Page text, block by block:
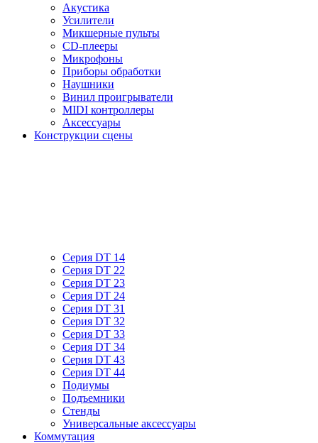
Акустика
Усилители
Микшерные пульты
CD-плееры
Микрофоны
Приборы обработки
Наушники
Винил проигрыватели
MIDI контроллеры
Аксессуары
Конструкции сцены
Серия DT 14
Серия DT 22
Серия DT 23
Серия DT 24
Серия DT 31
Серия DT 32
Серия DT 33
Серия DT 34
Серия DT 43
Серия DT 44
Подиумы
Подъемники
Стенды
Универсальные аксессуары
Коммутация